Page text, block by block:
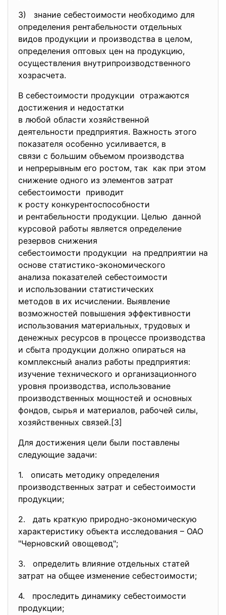
3) знание себестоимости необходимо для
определения рентабельности отдельных
видов продукции и производства в целом,
определения оптовых цен на продукцию,
осуществления внутрипроизводственного
хозрасчета.
В себестоимости продукции отражаются
достижения и недостатки
в любой области хозяйственной
деятельности предприятия. Важность этого
показателя особенно усиливается, в
связи с большим объемом производства
и непрерывным его ростом, так как при этом
снижение одного из элементов затрат
себестоимости приводит
к росту конкурентоспособности
и рентабельности продукции. Целью данной
курсовой работы является определение
резервов снижения
себестоимости продукции на предприятии на
основе статистико-экономического
анализа показателей себестоимости
и использовании статистических
методов в их исчислении. Выявление
возможностей повышения эффективности
использования материальных, трудовых и
денежных ресурсов в процессе производства
и сбыта продукции должно опираться на
комплексный анализ работы предприятия:
изучение технического и организационного
уровня производства, использование
производственных мощностей и основных
фондов, сырья и материалов, рабочей силы,
хозяйственных связей.[3]
Для достижения цели были поставлены
следующие задачи:
1. описать методику определения
производственных затрат и себестоимости
продукции;
2. дать краткую природно-экономическую
характеристику объекта исследования – ОАО
"Черновский овощевод";
3. определить влияние отдельных статей
затрат на общее изменение себестоимости;
4. проследить динамику себестоимости
продукции;